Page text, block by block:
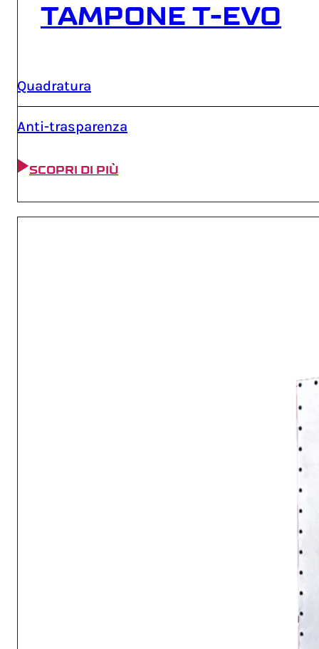
TAMPONE T-EVO
Quadratura
Anti-trasparenza
SCOPRI DI PIÙ